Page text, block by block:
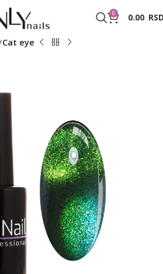
0 0.00
Cat eye